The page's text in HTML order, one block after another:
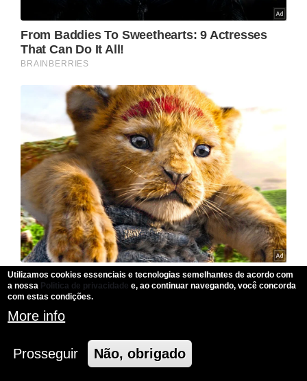
Utilizamos cookies essenciais e tecnologias semelhantes de acordo com
a nossa Politica de privacidade e, ao continuar navegando, você concorda
com estas condições.
More info
Prosseguir Não, obrigado